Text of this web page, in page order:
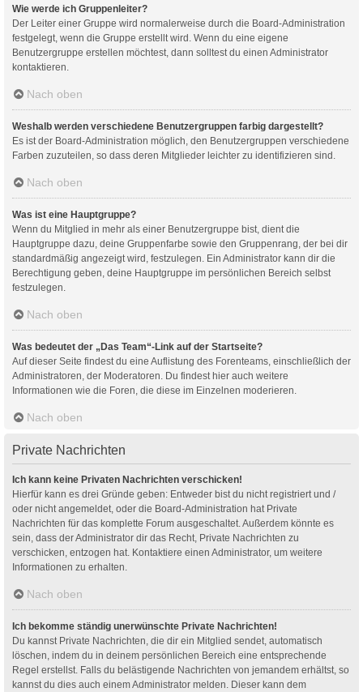
Wie werde ich Gruppenleiter?
Der Leiter einer Gruppe wird normalerweise durch die Board-Administration
festgelegt, wenn die Gruppe erstellt wird. Wenn du eine eigene
Benutzergruppe erstellen möchtest, dann solltest du einen Administrator
kontaktieren.
Nach oben
Weshalb werden verschiedene Benutzergruppen farbig dargestellt?
Es ist der Board-Administration möglich, den Benutzergruppen verschiedene
Farben zuzuteilen, so dass deren Mitglieder leichter zu identifizieren sind.
Nach oben
Was ist eine Hauptgruppe?
Wenn du Mitglied in mehr als einer Benutzergruppe bist, dient die
Hauptgruppe dazu, deine Gruppenfarbe sowie den Gruppenrang, der bei dir
standardmäßig angezeigt wird, festzulegen. Ein Administrator kann dir die
Berechtigung geben, deine Hauptgruppe im persönlichen Bereich selbst
festzulegen.
Nach oben
Was bedeutet der „Das Team“-Link auf der Startseite?
Auf dieser Seite findest du eine Auflistung des Forenteams, einschließlich der
Administratoren, der Moderatoren. Du findest hier auch weitere
Informationen wie die Foren, die diese im Einzelnen moderieren.
Nach oben
Private Nachrichten
Ich kann keine Privaten Nachrichten verschicken!
Hierfür kann es drei Gründe geben: Entweder bist du nicht registriert und /
oder nicht angemeldet, oder die Board-Administration hat Private
Nachrichten für das komplette Forum ausgeschaltet. Außerdem könnte es
sein, dass der Administrator dir das Recht, Private Nachrichten zu
verschicken, entzogen hat. Kontaktiere einen Administrator, um weitere
Informationen zu erhalten.
Nach oben
Ich bekomme ständig unerwünschte Private Nachrichten!
Du kannst Private Nachrichten, die dir ein Mitglied sendet, automatisch
löschen, indem du in deinem persönlichen Bereich eine entsprechende
Regel erstellst. Falls du belästigende Nachrichten von jemandem erhältst, so
kannst du dies auch einem Administrator melden. Dieser kann dem